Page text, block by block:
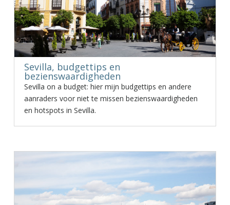
Sevilla, budgettips en
bezienswaardigheden
Sevilla on a budget: hier mijn budgettips en andere
aanraders voor niet te missen bezienswaardigheden
en hotspots in Sevilla.